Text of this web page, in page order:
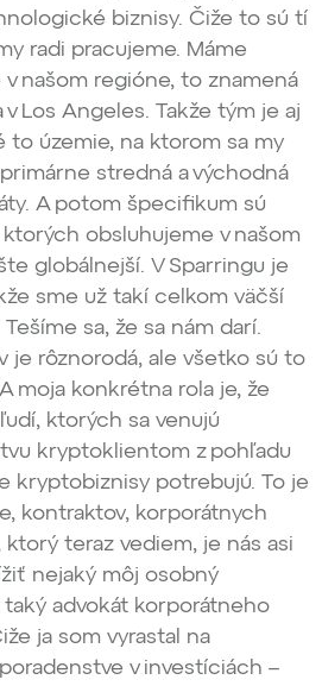
biznisy. Čiže to sú tí
radi pracujeme. Máme
našom regióne, to znamená
v Los Angeles. Takže tým je aj
to územie, na ktorom sa my
stredná a východná
A potom špecifikum sú
obsluhujeme v našom
globálnejší. V Sparringu je
sme už takí celkom väčší
sa, že sa nám darí.
je rôznorodá, ale všetko sú to
moja konkrétna rola je, že
ktorých sa venujú
kryptoklientom z pohľadu
kryptobiznisy potrebujú. To je
kontraktov, korporátnych
teraz vediem, je nás asi
nejaký môj osobný
advokát korporátneho
ja som vyrastal na
v investíciách –